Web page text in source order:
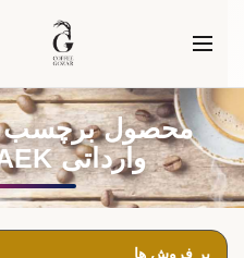
محصول برچسب
وارداتی WAEKAWAEK"